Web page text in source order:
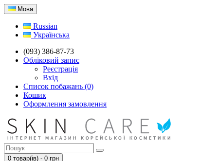
Мова
Russian
Українська
(093) 386-87-73
Обліковий запис
Реєстрація
Вхід
Список побажань (0)
Кошик
Оформлення замовлення
0 товар(ів) - 0 грн